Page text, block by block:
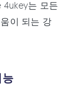
4ukey는 모든
이 되는 강